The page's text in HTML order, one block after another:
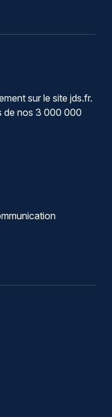
sur le site jds.fr.
de nos 3 000 000